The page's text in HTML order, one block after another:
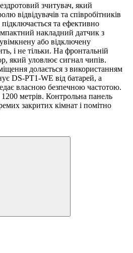
зчитувач, який
відвідувачів та співробітників
та ефективно
накладний датчик з
або відключену
і не тільки. На фронтальній
який уловлює сигнал чипів.
долається з використанням
DS-PT1-WE від батарей, а
власною безпечною частотою.
1200 метрів. Контрольна панель
закритих кімнат і помітно